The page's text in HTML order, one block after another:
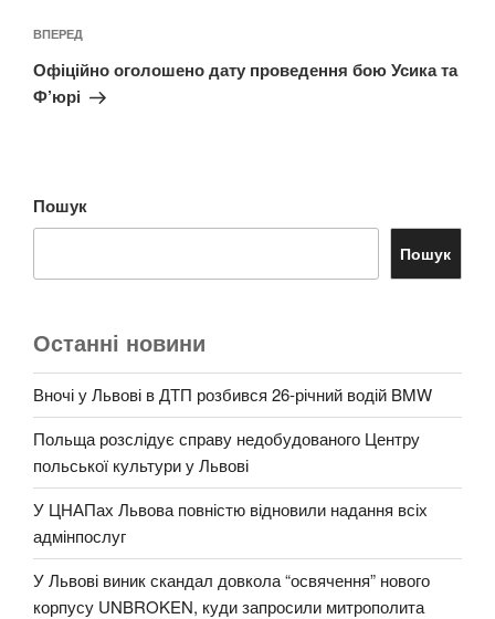
Наступний
запис
ВПЕРЕД
Офіційно оголошено дату проведення бою Усика та
Ф’юрі
Пошук
Пошук
Останні новини
Вночі у Львові в ДТП розбився 26-річний водій BMW
Польща розслідує справу недобудованого Центру
польської культури у Львові
У ЦНАПах Львова повністю відновили надання всіх
адмінпослуг
У Львові виник скандал довкола “освячення” нового
корпусу UNBROKEN, куди запросили митрополита